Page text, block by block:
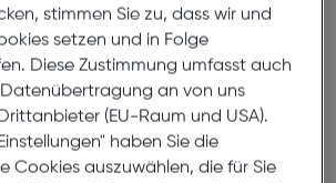
139mm
stimmen Sie zu, dass wir und
setzen und in Folge
Diese Zustimmung umfasst auch
an von uns
(EU-Raum und USA).
haben Sie die
Cookies auszuwählen, die für Sie